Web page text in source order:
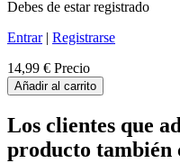
Debes de estar registrado
Entrar| Registrarse
14,99 € Precio
Añadir al carrito
Los clientes que
producto también